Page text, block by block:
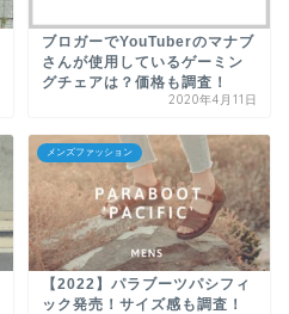
ブロガーでYouTuberのマナブ
さんが使用しているゲーミン
グチェアは？価格も調査！
2020年4月11日
メンズファッション
【2022】パラブーツパシフィ
ック発売！サイズ感も調査！